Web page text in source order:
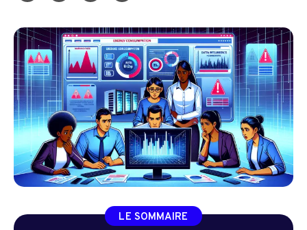
LE SOMMAIRE